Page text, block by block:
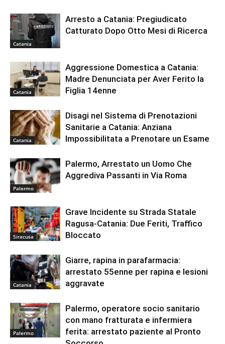
Catania
Arresto a Catania: Pregiudicato
Catturato Dopo Otto Mesi di Ricerca
Catania
Aggressione Domestica a Catania:
Madre Denunciata per Aver Ferito la
Figlia 14enne
Catania
Disagi nel Sistema di Prenotazioni
Sanitarie a Catania: Anziana
Impossibilitata a Prenotare un Esame
Palermo
Palermo, Arrestato un Uomo Che
Aggrediva Passanti in Via Roma
Siracusa
Grave Incidente su Strada Statale
Ragusa-Catania: Due Feriti, Traffico
Bloccato
Catania
Giarre, rapina in parafarmacia:
arrestato 55enne per rapina e lesioni
aggravate
Palermo
Palermo, operatore socio sanitario
con mano fratturata e infermiera
ferita: arrestato paziente al Pronto